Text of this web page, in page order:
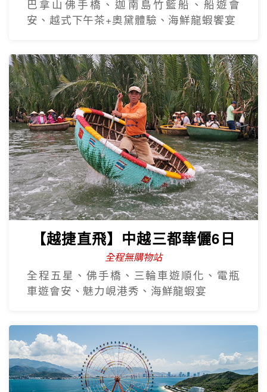
巴拿山佛手橋、迦南島竹籃船、船遊會
安、越式下午茶+奧黛體驗、海鮮龍蝦饗宴
【越捷直飛】中越三都華儷6日
全程無購物站
全程五星、佛手橋、三輪車遊順化、電瓶
車遊會安、魅力峴港秀、海鮮龍蝦宴